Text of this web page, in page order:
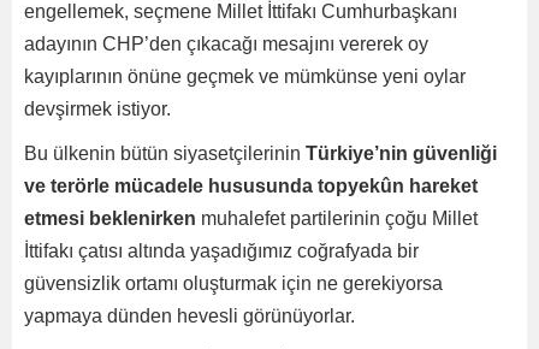
engellemek, seçmene Millet İttifakı Cumhurbaşkanı
adayının CHP’den çıkacağı mesajını vererek oy
kayıplarının önüne geçmek ve mümkünse yeni oylar
devşirmek istiyor.
Bu ülkenin bütün siyasetçilerinin Türkiye’nin güvenliği
ve terörle mücadele hususunda topyekûn hareket
etmesi beklenirken muhalefet partilerinin çoğu Millet
İttifakı çatısı altında yaşadığımız coğrafyada bir
güvensizlik ortamı oluşturmak için ne gerekiyorsa
yapmaya dünden hevesli görünüyorlar.